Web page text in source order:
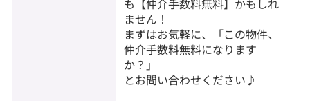
も【仲介手数料無料】かもしれ
ません！
まずはお気軽に、「この物件、
仲介手数料無料になります
か？」
とお問い合わせください♪